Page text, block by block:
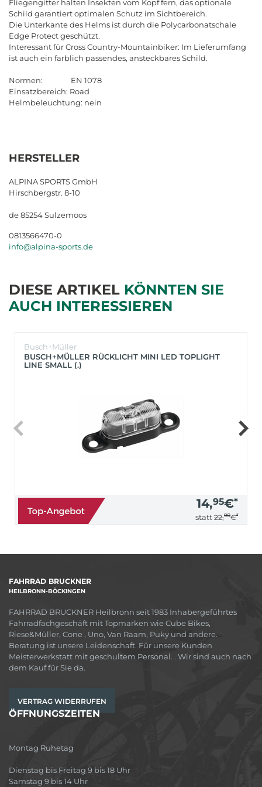
Fliegengitter halten Insekten vom Kopf fern, das optionale
Schild garantiert optimalen Schutz im Sichtbereich.
Die Unterkante des Helms ist durch die Polycarbonatschale
Edge Protect geschützt.
Interessant für Cross Country-Mountainbiker: Im Lieferumfang
ist auch ein farblich passendes, ansteckbares Schild.
Normen: EN 1078
Einsatzbereich: Road
Helmbeleuchtung: nein
HERSTELLER
ALPINA SPORTS GmbH
Hirschbergstr. 8-10
de 85254 Sulzemoos
0813566470-0
info@alpina-sports.de
DIESE ARTIKEL KÖNNTEN SIE
AUCH INTERESSIEREN
Busch+Müller
BUSCH+MÜLLER RÜCKLICHT MINI LED TOPLIGHT
LINE SMALL (.)
14,95€*
statt 22,90€*
FAHRRAD BRUCKNER
HEILBRONN-BÖCKINGEN
FAHRRAD BRUCKNER Heilbronn seit 1983 Inhabergeführtes
Fahrradfachgeschäft mit Topmarken wie Cube Bikes,
Riese&Müller, Cone , Uno, Van Raam, Puky und andere.
Beratung ist unsere Leidenschaft. Für unsere Kunden
Meisterwerkstatt mit geschultem Personal. . Wir sind auch nach
dem Kauf für Sie da.
VERTRAG WIDERRUFEN
ÖFFNUNGSZEITEN
Montag Ruhetag
Dienstag bis Freitag 9 bis 18 Uhr
Samstag 9 bis 14 Uhr